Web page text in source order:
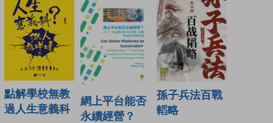
點解學校無教
過人生意義科
網上平台能否
永續經營？
孫子兵法百戰
轁略